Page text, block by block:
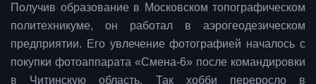
Получив образование в Московском топографическом
политехникуме, он работал в аэрогеодезическом
предприятии. Его увлечение фотографией началось с
покупки фотоаппарата «Смена-6» после командировки
в Читинскую область. Так хобби переросло в